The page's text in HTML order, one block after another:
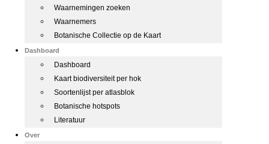
Waarnemingen zoeken
Waarnemers
Botanische Collectie op de Kaart
Dashboard
Dashboard
Kaart biodiversiteit per hok
Soortenlijst per atlasblok
Botanische hotspots
Literatuur
Over